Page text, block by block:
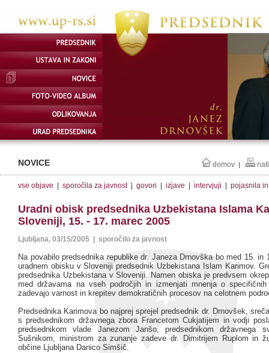
NOVICE domov |
vse objave sporočila za javnost| govori izjave intervjuji pojasnila
Uradni obisk predsednika Uzbekistana Islama
Sloveniji, 15. - 17. marec 2005
Ljubljana, 03/15/2005 | sporočilo za javnost
Na povabilo predsednika republike dr. Janeza Drnovška bo med 15. in
uradnem obisku v Sloveniji predsednik Uzbekistana Islam Karimov.
predsednika Uzbekistana v Sloveniji. Namen obiska je predvsem
med državama na vseh področjih in izmenjati mnenja o
zadevajo varnost in krepitev demokratičnih procesov na celotnem
Predsednika Karimova bo najprej sprejel predsednik dr. Drnovšek,
s predsednikom državnega zbora Francetom Cukjatijem in vodji
predsednikom vlade Janezom Janšo, predsednikom državnega
Sušnikom, ministrom za zunanje zadeve dr. Dimitrijem Ruplom in
občine Ljubljana Danico Simšič.